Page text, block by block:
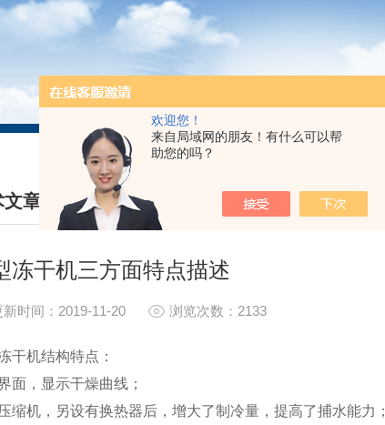
欢迎您！
来自局域网的朋友！有什么可以帮
助您的吗？
章
ARTICLES
冻干机三方面特点描述
新时间：2019-11-20 浏览次数：2133
干机结构特点：
面，显示干燥曲线；
缩机，另设有换热器后，增大了制冷量，提高了捕水能力；